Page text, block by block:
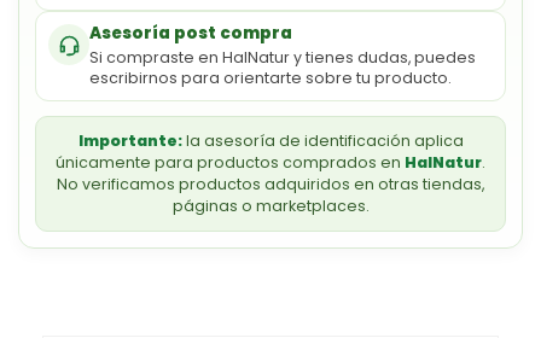
Asesoría post compra
Si compraste en HalNatur y tienes dudas, puedes
escribirnos para orientarte sobre tu producto.
Importante:la asesoría de identificación aplica
únicamente para productos comprados en HalNatur.
No verificamos productos adquiridos en otras tiendas,
páginas o marketplaces.